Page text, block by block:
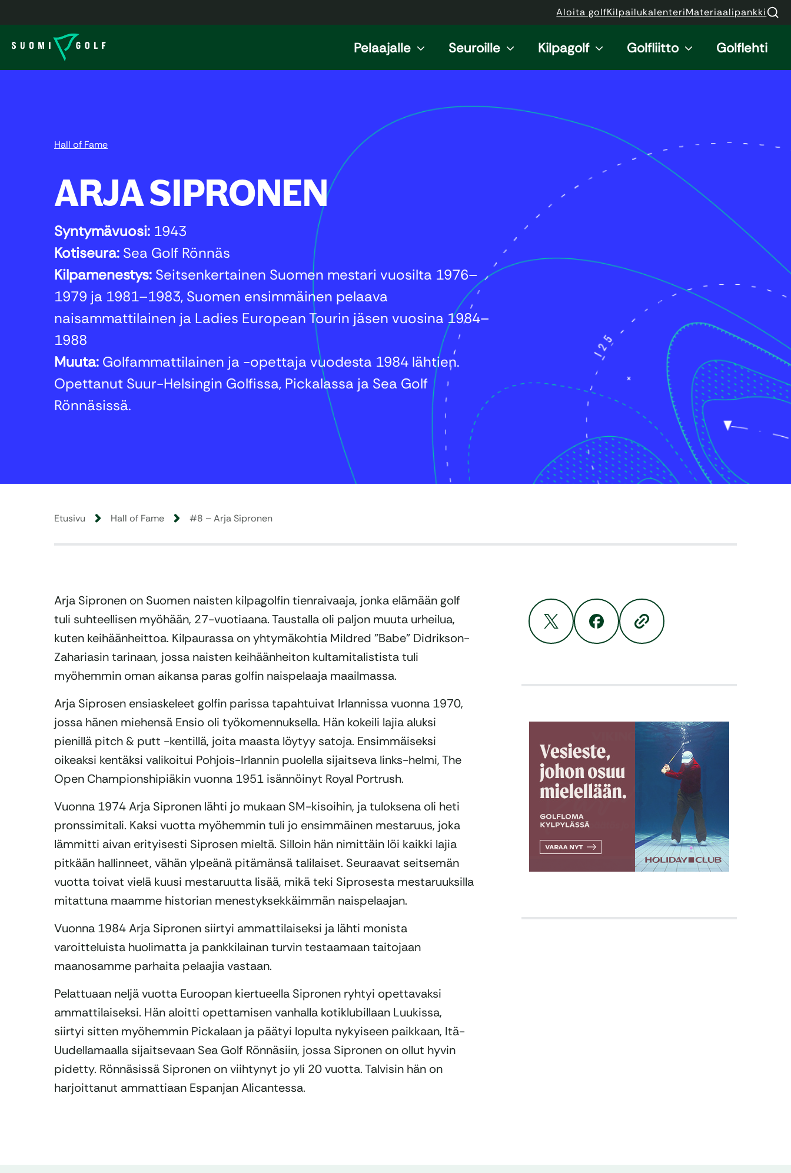
Aloita golfKilpailukalenteriMateriaalipankki
Pelaajalle Seuroille Kilpagolf Golfliitto Golflehti
Hall of Fame
ARJA SIPRONEN
Syntymävuosi: 1943
Kotiseura: Sea Golf Rönnäs
Kilpamenestys: Seitsenkertainen Suomen mestari vuosilta 1976–
1979 ja 1981–1983, Suomen ensimmäinen pelaava
naisammattilainen ja Ladies European Tourin jäsen vuosina 1984–
1988
Muuta: Golfammattilainen ja -opettaja vuodesta 1984 lähtien.
Opettanut Suur-Helsingin Golfissa, Pickalassa ja Sea Golf
Rönnäsissä.
Etusivu Hall of Fame #8 – Arja Sipronen
Arja Sipronen on Suomen naisten kilpagolfin tienraivaaja, jonka elämään golf
tuli suhteellisen myöhään, 27-vuotiaana. Taustalla oli paljon muuta urheilua,
kuten keihäänheittoa. Kilpaurassa on yhtymäkohtia Mildred ”Babe” Didrikson-
Zahariasin tarinaan, jossa naisten keihäänheiton kultamitalistista tuli
myöhemmin oman aikansa paras golfin naispelaaja maailmassa.
Arja Siprosen ensiaskeleet golfin parissa tapahtuivat Irlannissa vuonna 1970,
jossa hänen miehensä Ensio oli työkomennuksella. Hän kokeili lajia aluksi
pienillä pitch & putt -kentillä, joita maasta löytyy satoja. Ensimmäiseksi
oikeaksi kentäksi valikoitui Pohjois-Irlannin puolella sijaitseva links-helmi, The
Open Championshipiäkin vuonna 1951 isännöinyt Royal Portrush.
Vuonna 1974 Arja Sipronen lähti jo mukaan SM-kisoihin, ja tuloksena oli heti
pronssimitali. Kaksi vuotta myöhemmin tuli jo ensimmäinen mestaruus, joka
lämmitti aivan erityisesti Siprosen mieltä. Silloin hän nimittäin löi kaikki lajia
pitkään hallinneet, vähän ylpeänä pitämänsä talilaiset. Seuraavat seitsemän
vuotta toivat vielä kuusi mestaruutta lisää, mikä teki Siprosesta mestaruuksilla
mitattuna maamme historian menestyksekkäimmän naispelaajan.
Vuonna 1984 Arja Sipronen siirtyi ammattilaiseksi ja lähti monista
varoitteluista huolimatta ja pankkilainan turvin testaamaan taitojaan
maanosamme parhaita pelaajia vastaan.
Pelattuaan neljä vuotta Euroopan kiertueella Sipronen ryhtyi opettavaksi
ammattilaiseksi. Hän aloitti opettamisen vanhalla kotiklubillaan Luukissa,
siirtyi sitten myöhemmin Pickalaan ja päätyi lopulta nykyiseen paikkaan, Itä-
Uudellamaalla sijaitsevaan Sea Golf Rönnäsiin, jossa Sipronen on ollut hyvin
pidetty. Rönnäsissä Sipronen on viihtynyt jo yli 20 vuotta. Talvisin hän on
harjoittanut ammattiaan Espanjan Alicantessa.